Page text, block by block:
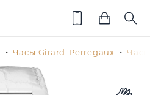
Часы Girard-Perregaux Часы